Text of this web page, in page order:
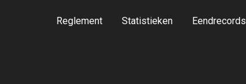
Reglement Statistieken Eendrecords